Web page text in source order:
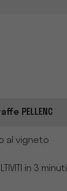
PELLENC
al vigneto
in 3 minuti